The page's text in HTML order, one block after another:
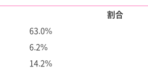
割合
63.0%
6.2%
14.2%